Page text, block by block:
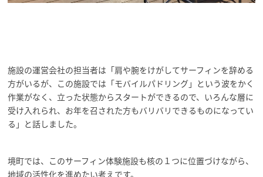
施設の運営会社の担当者は「肩や腕をけがしてサーフィンを辞める
方がいるが、この施設では「モバイルパドリング」という波をかく
作業がなく、立った状態からスタートができるので、いろんな層に
受け入れられ、お年を召された方もバリバリできるものになってい
る」と話しました。
境町では、このサーフィン体験施設も核の１つに位置づけながら、
地域の活性化を進めたい考えです。